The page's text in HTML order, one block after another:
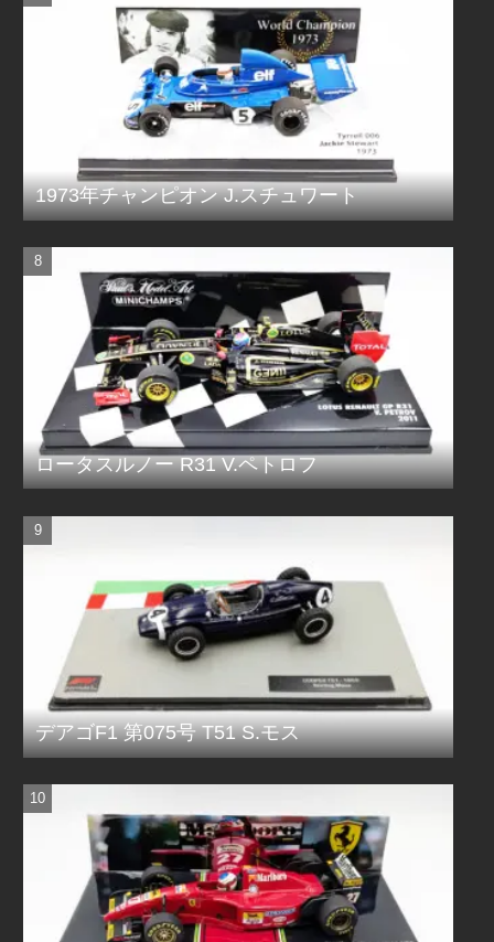
1973年チャンピオン J.スチュワート
ロータスルノー R31 V.ペトロフ
デアゴF1 第075号 T51 S.モス